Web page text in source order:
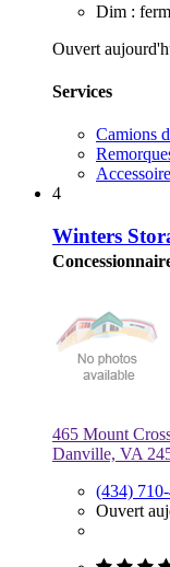
Dim :
Ouvert
Services
Camions
4
Winters
465 Mount
Danville, VA
(434)
Ouvert